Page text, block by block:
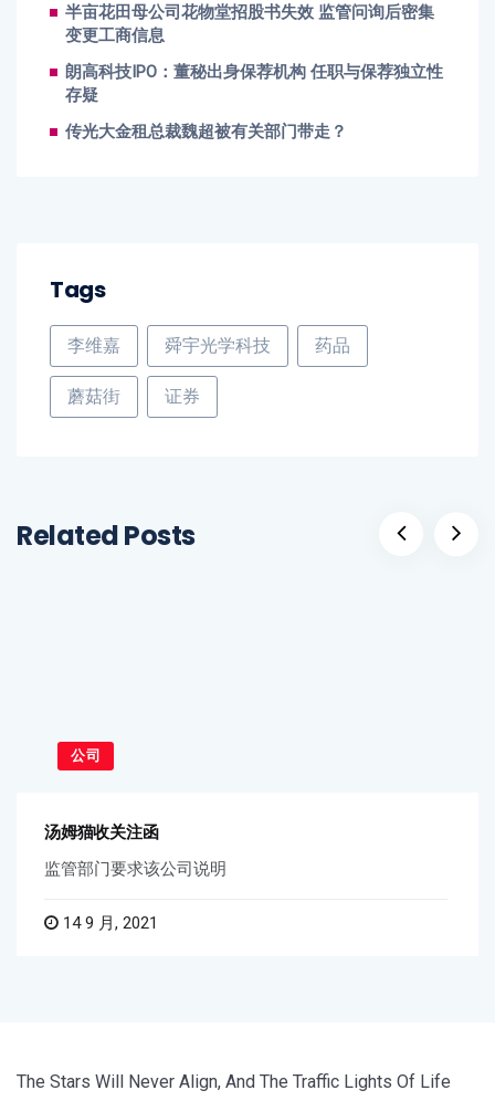
半亩花田母公司花物堂招股书失效 监管问询后密集
变更工商信息
朗高科技IPO：董秘出身保荐机构 任职与保荐独立性
存疑
传光大金租总裁魏超被有关部门带走？
Tags
李维嘉 舜宇光学科技 药品
蘑菇街 证券
Related Posts
公司
汤姆猫收关注函
监管部门要求该公司说明
14 9 月, 2021
The Stars Will Never Align, And The Traffic Lights Of Life